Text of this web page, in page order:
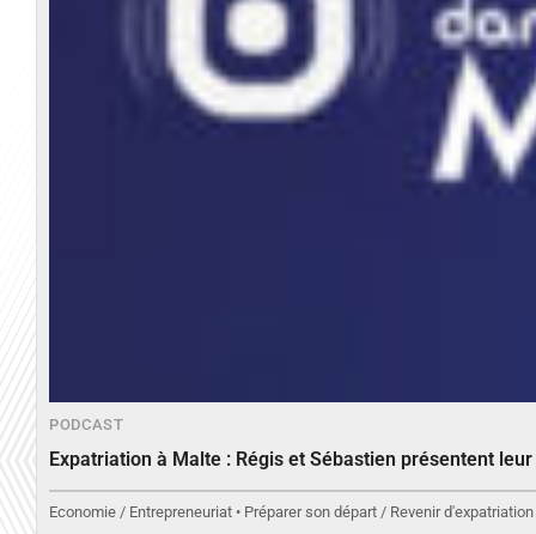
PODCAST
Expatriation à Malte : Régis et Sébastien présentent
Economie / Entrepreneuriat • Préparer son départ / Revenir d'expatriation